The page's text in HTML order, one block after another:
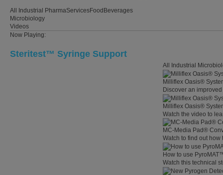
All Industrial
Microbiology
Videos
PharmaServicesFood Beverages
Now Playing:
Steritest™ Syringe Support
All Industrial
Milliflex Oasis®
Discover an
Milliflex Oasis®
Watch the video to
MC-Media Pad®
Watch to find out
How to use
Watch this technical